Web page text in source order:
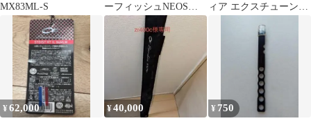
MX83ML-S
ーフィッシュNEOS
Omorig 68XH スピニン
ィア エクスチューン
¥62,000 ¥40,000 ¥ 750